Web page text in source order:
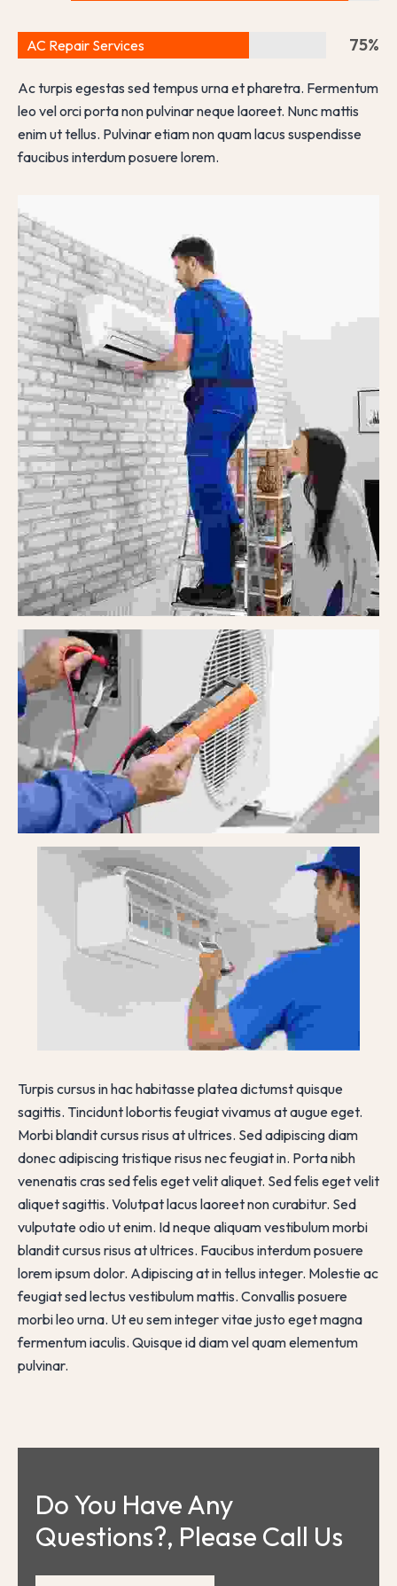
AC Repair Services 75%
Ac turpis egestas sed tempus urna et pharetra. Fermentum
leo vel orci porta non pulvinar neque laoreet. Nunc mattis
enim ut tellus. Pulvinar etiam non quam lacus suspendisse
faucibus interdum posuere lorem.
Turpis cursus in hac habitasse platea dictumst quisque
sagittis. Tincidunt lobortis feugiat vivamus at augue eget.
Morbi blandit cursus risus at ultrices. Sed adipiscing diam
donec adipiscing tristique risus nec feugiat in. Porta nibh
venenatis cras sed felis eget velit aliquet. Sed felis eget velit
aliquet sagittis. Volutpat lacus laoreet non curabitur. Sed
vulputate odio ut enim. Id neque aliquam vestibulum morbi
blandit cursus risus at ultrices. Faucibus interdum posuere
lorem ipsum dolor. Adipiscing at in tellus integer. Molestie ac
feugiat sed lectus vestibulum mattis. Convallis posuere
morbi leo urna. Ut eu sem integer vitae justo eget magna
fermentum iaculis. Quisque id diam vel quam elementum
pulvinar.
Do You Have Any
Questions?, Please Call Us